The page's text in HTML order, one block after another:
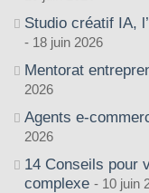
Studio créatif IA,
18 juin 2026
Mentorat
2026
Agents e-
2026
14 Conseils pour
complexe
10 juin